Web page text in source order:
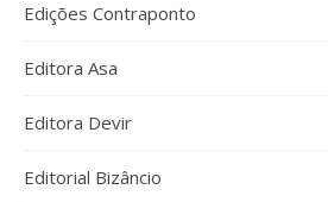
Edições Contraponto
Editora Asa
Editora Devir
Editorial Bizâncio